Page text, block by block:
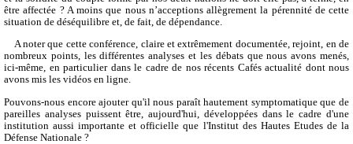
être affectée ? A moins que nous n’acceptions allègrement la pérennité de cette
situation de déséquilibre et, de fait, de dépendance.
A noter que cette conférence, claire et extrêmement documentée, rejoint, en de
nombreux points, les différentes analyses et les débats que nous avons menés,
ici-même, en particulier dans le cadre de nos récents Cafés actualité dont nous
avons mis les vidéos en ligne.
Pouvons-nous encore ajouter qu'il nous paraît hautement symptomatique que de
pareilles analyses puissent être, aujourd'hui, développées dans le cadre d'une
institution aussi importante et officielle que l'Institut des Hautes Etudes de la
Défense Nationale ?